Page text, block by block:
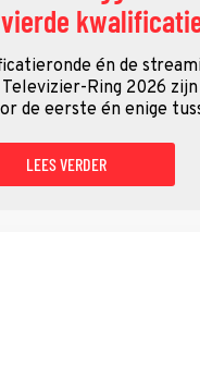
én de
Televizier-Ring 2026
de eerste én enige
LEES VERDER